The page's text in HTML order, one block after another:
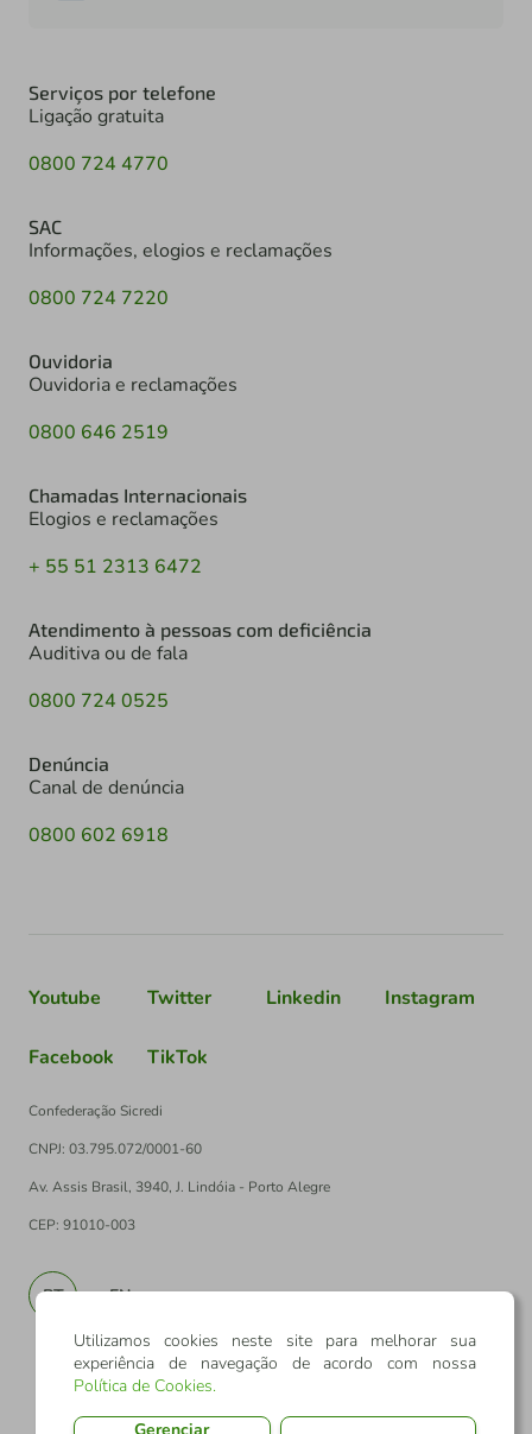
Serviços por telefone
Ligação gratuita
0800 724 4770
SAC
Informações, elogios e reclamações
0800 724 7220
Ouvidoria
Ouvidoria e reclamações
0800 646 2519
Chamadas Internacionais
Elogios e reclamações
+ 55 51 2313 6472
Atendimento à pessoas com deficiência
Auditiva ou de fala
0800 724 0525
Denúncia
Canal de denúncia
0800 602 6918
Youtube Twitter Linkedin Instagram
Facebook TikTok
Confederação Sicredi
CNPJ: 03.795.072/0001-60
Av. Assis Brasil, 3940, J. Lindóia - Porto Alegre
CEP: 91010-003
PT
EN
Utilizamos cookies neste site para melhorar sua
experiência de navegação de acordo com nossa
Política de Cookies.